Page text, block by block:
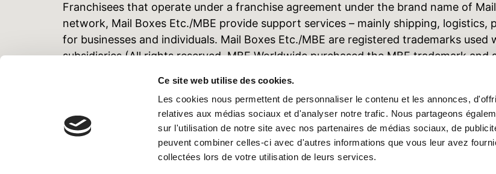
Ce site web utilise des cookies.
Les cookies nous permettent de personnaliser le contenu et les annonces,
relatives aux médias sociaux et d'analyser notre trafic. Nous partageons
sur l'utilisation de notre site avec nos partenaires de médias sociaux, de
peuvent combiner celles-ci avec d'autres informations que vous leur avez
collectées lors de votre utilisation de leurs services.
Franchisees that operate under a franchise agreement under the brand name of
network, Mail Boxes Etc./MBE provide support services – mainly shipping,
for businesses and individuals. Mail Boxes Etc./MBE are registered trademarks
subsidiaries (All rights reserved. MBE Worldwide purchased the MBE trademark
2009 for all areas of the world except the United States of America and Canada,
offered by the individual Mail Boxes Etc./MBE centers can vary depending upon
the information contained herein and any other relevant related data may not in
republished, reproduced, downloaded or forwarded to third parties, without the
Worldwide S.p.A. We accept no responsibility with regard to the unauthorized use
information and/or the data contained herein.
MBE Worldwide S.P.A. Siège social: Viale Lunigiana 35/37 – 20125 Milano (IT) –